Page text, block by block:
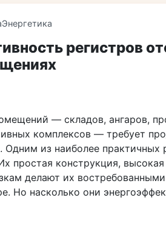
Энергетика
регистров
— складов, ангаров,
комплексов — требует
Одним из наиболее практичных
простая конструкция,
делают их
Но насколько они